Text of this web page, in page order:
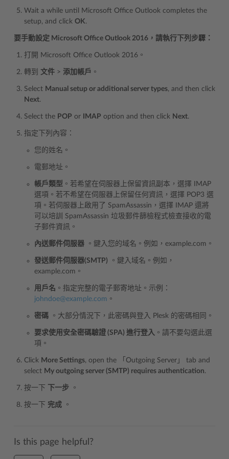
Wait a while until Microsoft Office Outlook completes the
setup, and click OK.
要手動設定 Microsoft Office Outlook 2016，請執行下列步驟：
打開 Microsoft Office Outlook 2016。
轉到 文件 > 添加帳戶 。
Select Manual setup or additional server types, and then click
Next.
Select the POP or IMAP option and then click Next.
指定下列內容：
您的姓名。
電郵地址。
帳戶類型 。若希望在伺服器上保留資訊副本，選擇 IMAP
選項。若不希望在伺服器上保留任何資訊，選擇 POP3 選
項。若伺服器上啟用了 SpamAssassin，選擇 IMAP 還將
可以培訓 SpamAssassin 垃圾郵件篩檢程式檢查接收的電
子郵件資訊。
內送郵件伺服器 。鍵入您的域名。例如，example.com。
發送郵件伺服器(SMTP) 。鍵入域名。例如，
example.com。
用戶名 。指定完整的電子郵寄地址。示例：
johndoe@example.com 。
密碼 。大部分情況下，此密碼與登入 Plesk 的密碼相同。
要求使用安全密碼驗證 (SPA) 進行登入 。請不要勾選此選
項。
Click More Settings, open the 「Outgoing Server」 tab and
select My outgoing server (SMTP) requires authentication.
按一下 下一步 。
按一下 完成 。
Is this page helpful?